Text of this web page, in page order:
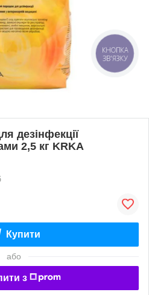
дезінфекції
2,5 кг KRKA
Купити
або
з
КНОПКА
ЗВ'ЯЗКУ